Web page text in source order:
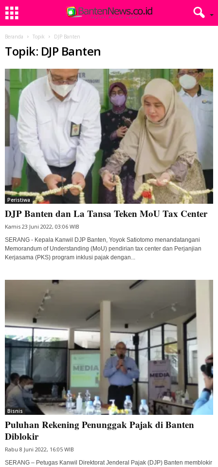
Beranda Topik DJP Banten
Topik: DJP Banten
Peristiwa
DJP Banten dan La Tansa Teken MoU Tax Center
Kamis 23 Juni 2022, 03:06 WIB
SERANG - Kepala Kanwil DJP Banten, Yoyok Satiotomo menandatangani
Memorandum of Understanding (MoU) pendirian tax center dan Perjanjian
Kerjasama (PKS) program inklusi pajak dengan...
Bisnis
Puluhan Rekening Penunggak Pajak di Banten
Diblokir
Rabu 8 Juni 2022, 16:05 WIB
SERANG – Petugas Kanwil Direktorat Jenderal Pajak (DJP) Banten memblokir